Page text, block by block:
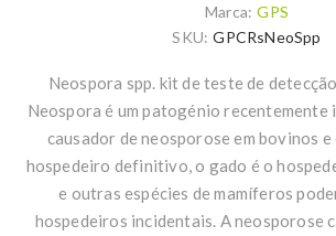
Marca: GPS
SKU: GPCRsNeoSpp
Neospora spp. kit de teste de
Neospora é um patogénio recentemente
causador de neosporose em bovinos e
hospedeiro definitivo, o gado é o
e outras espécies de mamíferos
hospedeiros incidentais. A neosporose